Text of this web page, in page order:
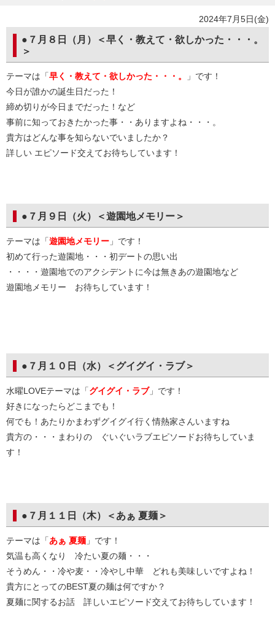
2024年7月5日(金)
●７月８日（月）＜早く・教えて・欲しかった・・・。
＞
テーマは「早く・教えて・欲しかった・・・。
」です！
今日が誰かの誕生日だった！
締め切りが今日までだった！など
事前に知っておきたかった事・・ありますよね・・・。
貴方はどんな事を知らないでいましたか？
詳しい エピソード交えてお待ちしています！
●７月９日（火）＜遊園地メモリー＞
テーマは「遊園地メモリー 」です！
初めて行った遊園地・・・初デートの思い出
・・・・遊園地でのアクシデントに今は無きあの遊園地など
遊園地メモリー お待ちしています！
●７月１０日（水）＜グイグイ・ラブ＞
水曜LOVEテーマは「グイグイ・ラブ」です！
好きになったらどこまでも！
何でも！あたりかまわずグイグイ行く情熱家さんいますね
貴方の・・・まわりの ぐいぐいラブエピソードお待ちしていま
す！
●７月１１日（木）＜あぁ 夏麺＞
テーマは「あぁ 夏麺 」です！
気温も高くなり 冷たい夏の麺・・・
そうめん・・冷や麦・・冷やし中華 どれも美味しいですよね！
貴方にとってのBEST夏の麺は何ですか？
夏麺に関するお話 詳しいエピソード交えてお待ちしています！